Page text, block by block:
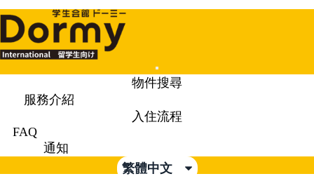
Mobile
Menu
物件搜尋
服務介紹
入住流程
FAQ
通知
繁體中文